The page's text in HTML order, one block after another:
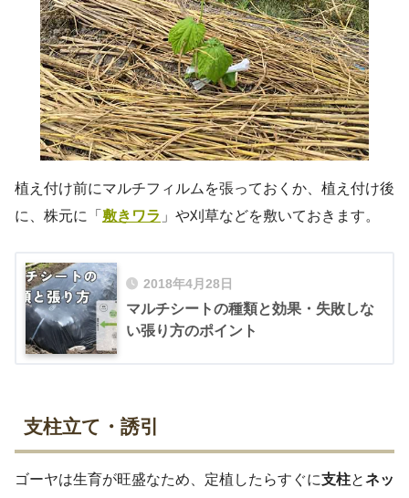
植え付け前にマルチフィルムを張っておくか、植え付け後
に、株元に「 敷きワラ 」や刈草などを敷いておきます。
2018年4月28日
マルチシートの種類と効果・失敗しな
い張り方のポイント
支柱立て・誘引
ゴーヤは生育が旺盛なため、定植したらすぐに支柱とネッ